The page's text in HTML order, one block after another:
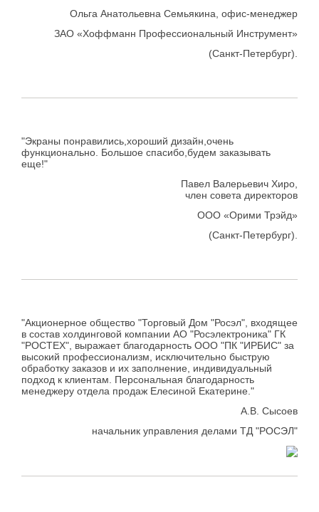
Ольга Анатольевна Семьякина, офис-менеджер
ЗАО «Хоффманн Профессиональный Инструмент»
(Санкт-Петербург).
"Экраны понравились,хороший дизайн,очень
функционально. Большое спасибо,будем заказывать
еще!"
Павел Валерьевич Хиро,
член совета директоров
ООО «Орими Трэйд»
(Санкт-Петербург).
"Акционерное общество "Торговый Дом "Росэл", входящее
в состав холдинговой компании АО "Росэлектроника" ГК
"РОСТЕХ", выражает благодарность ООО "ПК "ИРБИС" за
высокий профессионализм, исключительно быструю
обработку заказов и их заполнение, индивидуальный
подход к клиентам. Персональная благодарность
менеджеру отдела продаж Елесиной Екатерине."
А.В. Сысоев
начальник управления делами ТД "РОСЭЛ"